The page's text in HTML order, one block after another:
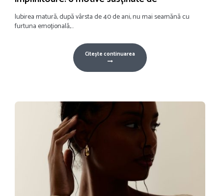
Iubirea matură, după vârsta de 40 de ani, nu mai seamănă cu
furtuna emoțională,...
Citește continuarea